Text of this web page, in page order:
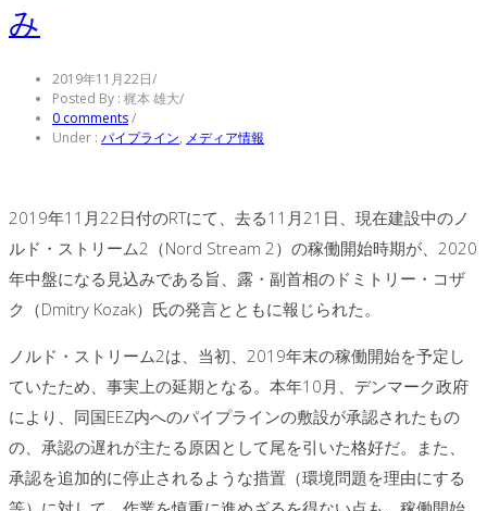
み
2019年11月22日/
Posted By : 梶本 雄大/
0 comments/
Under : パイプライン, メディア情報
2019年11月22日付のRTにて、去る11月21日、現在建設中のノ
ルド・ストリーム2（Nord Stream 2）の稼働開始時期が、2020
年中盤になる見込みである旨、露・副首相のドミトリー・コザ
ク（Dmitry Kozak）氏の発言とともに報じられた。
ノルド・ストリーム2は、当初、2019年末の稼働開始を予定し
ていたため、事実上の延期となる。本年10月、デンマーク政府
により、同国EEZ内へのパイプラインの敷設が承認されたもの
の、承認の遅れが主たる原因として尾を引いた格好だ。また、
承認を追加的に停止されるような措置（環境問題を理由にする